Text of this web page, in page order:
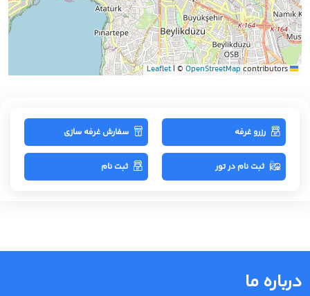
Leaflet
| © OpenStreetMapcontributors
رزرو غرفه سفارش غرفه سازی
ثبت نام در تور ثبت نام
درباره ما